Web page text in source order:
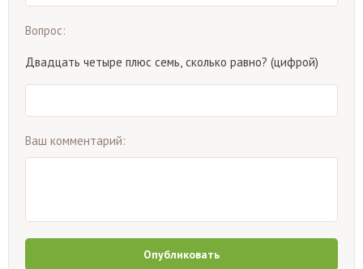
Вопрос:
Двадцать четыре плюс семь, сколько равно? (цифрой)
Ваш комментарий:
Опубликовать